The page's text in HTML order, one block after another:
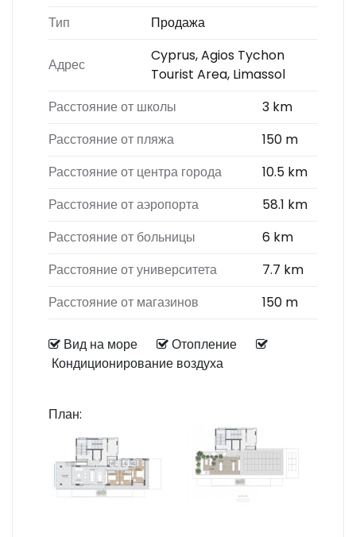
Тип
Продажа
Адрес
Cyprus, Agios Tychon
Tourist Area, Limassol
Расстояние от школы
3 km
Расстояние от пляжа
150 m
Расстояние от центра города
10.5 km
Расстояние от аэропорта
58.1 km
Расстояние от больницы
6 km
Расстояние от университета
7.7 km
Расстояние от магазинов
150 m
Вид на море
Отопление
Кондиционирование воздуха
План: